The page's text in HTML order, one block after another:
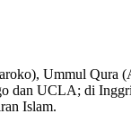
Ummul Qura
dan UCLA; di
Islam.